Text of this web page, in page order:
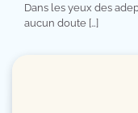
Dans les yeux des
aucun doute […]